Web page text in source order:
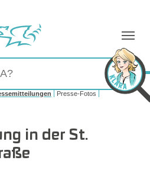
Presse-Fotos
in der St.